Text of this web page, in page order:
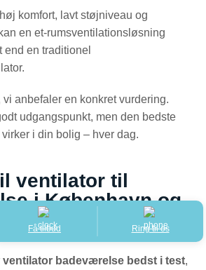
komfort, lavt støjniveau og
en et-rumsventilationsløsning
en traditionel
vi anbefaler en konkret vurdering.
udgangspunkt, men den bedste
i din bolig – hver dag.
ventilator til
i København og
ventilator badeværelse bedst i test,
Få tilbud Ring til os